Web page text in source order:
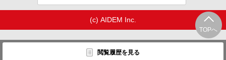
TOPへ
閲覧履歴を見る
(c) AIDEM Inc.